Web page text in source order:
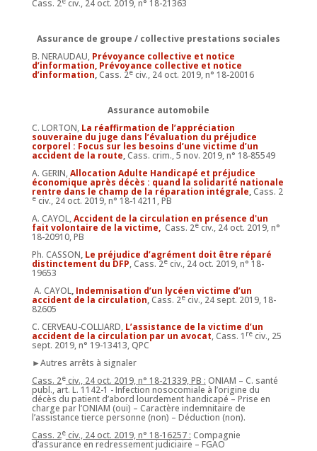
Cass. 2 civ., 24 oct. 2019, n° 18-21363
Assurance de groupe / collective prestations sociales
B. NERAUDAU, Prévoyance collective et notice
d’information, Prévoyance collective et notice
d’information,Cass. 2eciv., 24 oct. 2019, n° 18-20016
Assurance automobile
C. LORTON, La réaffirmation de l’appréciation
souveraine du juge dans l’évaluation du préjudice
corporel : Focus sur les besoins d’une victime d’un
accident de la route,Cass. crim., 5 nov. 2019, n° 18-85549
A. GERIN,Allocation Adulte Handicapé et préjudice
économique après décès : quand la solidarité nationale
rentre dans le champ de la réparation intégrale,Cass. 2
eciv., 24 oct. 2019, n° 18-14211, PB
A. CAYOL,Accident de la circulation en présence d'un
fait volontaire de la victime, Cass. 2eciv., 24 oct. 2019, n°
18-20910, PB
Ph. CASSON, Le préjudice d’agrément doit être réparé
distinctement du DFP, Cass. 2eciv., 24 oct. 2019, n° 18-
19653
A. CAYOL, Indemnisation d’un lycéen victime d’un
accident de la circulation,Cass. 2eciv., 24 sept. 2019, 18-
82605
C. CERVEAU-COLLIARD, L’assistance de la victime d’un
accident de la circulation par un avocat, Cass. 1 reciv., 25
sept. 2019, n° 19-13413, QPC
►Autres arrêts à signaler
Cass. 2eciv., 24 oct. 2019, n° 18-21339, PB : ONIAM – C. santé
publ., art. L. 1142-1 - Infection nosocomiale à l’origine du
décès du patient d’abord lourdement handicapé – Prise en
charge par l’ONIAM (oui) – Caractère indemnitaire de
l’assistance tierce personne (non) – Déduction (non).
Cass. 2eciv., 24 oct. 2019, n° 18-16257 : Compagnie
d’assurance en redressement judiciaire – FGAO